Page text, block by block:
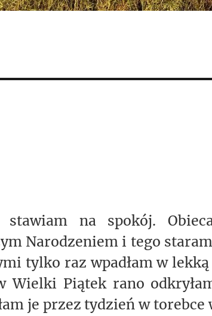
stawiam na spokój.
Narodzeniem i tego
tylko raz wpadłam w
Wielki Piątek rano
je przez tydzień w torebce